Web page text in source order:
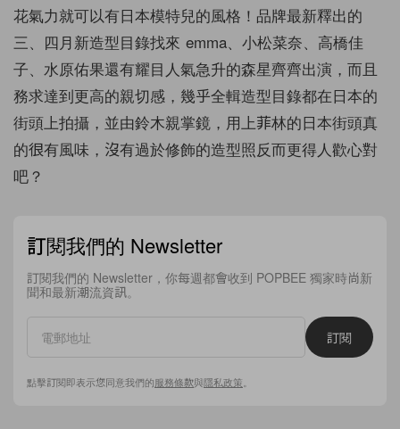
花氣力就可以有日本模特兒的風格！品牌最新釋出的
三、四月新造型目錄找來 emma、小松菜奈、高橋佳
子、水原佑果還有耀目人氣急升的森星齊齊出演，而且
務求達到更高的親切感，幾乎全輯造型目錄都在日本的
街頭上拍攝，並由鈴木親掌鏡，用上菲林的日本街頭真
的很有風味，沒有過於修飾的造型照反而更得人歡心對
吧？
訂閱我們的 Newsletter
訂閱我們的 Newsletter，你每週都會收到 POPBEE 獨家時尚新
聞和最新潮流資訊。
訂閱
點擊訂閱即表示您同意我們的服務條款與隱私政策